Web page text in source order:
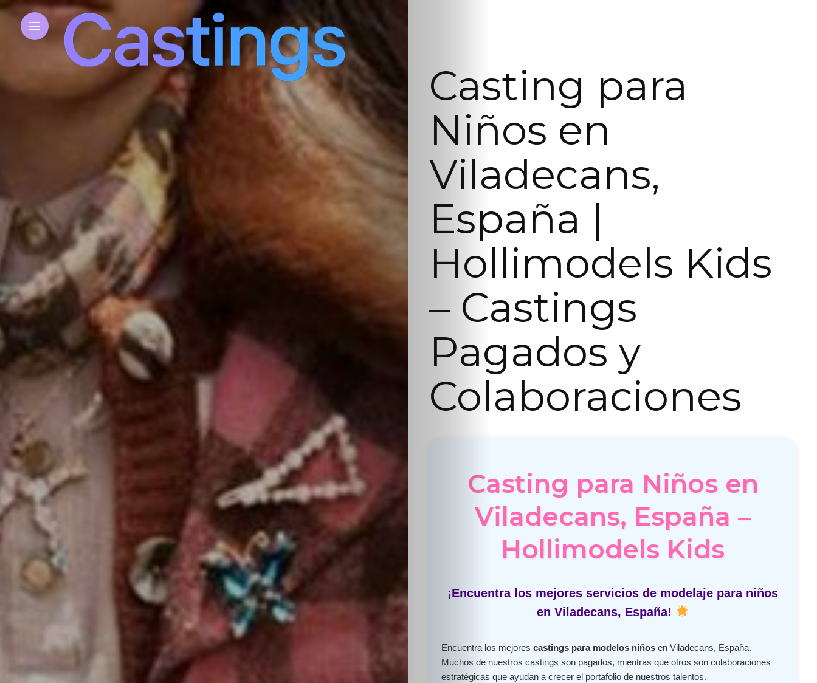
Casting para
Niños en
Viladecans,
España |
Hollimodels Kids
– Castings
Pagados y
Colaboraciones
Casting para Niños en
Viladecans, España –
Hollimodels Kids
¡Encuentra los mejores servicios de modelaje para niños
en Viladecans, España!
Encuentra los mejores castings para modelos niñosen Viladecans, España.
Muchos de nuestros castings son pagados, mientras que otros son colaboraciones
estratégicas que ayudan a crecer el portafolio de nuestros talentos.